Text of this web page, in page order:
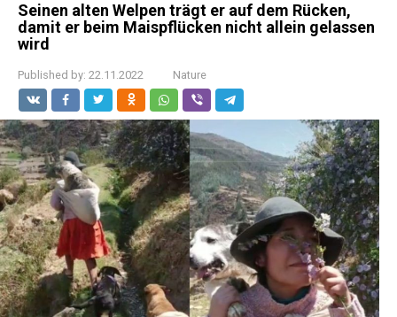
Seinen alten Welpen trägt er auf dem Rücken,
damit er beim Maispflücken nicht allein gelassen
wird
Published by: 22.11.2022 Nature